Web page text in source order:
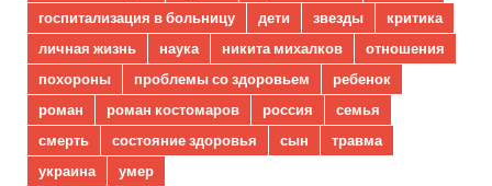
госпитализация в больницу
дети звезды
критика
личная жизнь
наука никита михалков
отношения
похороны
проблемы со здоровьем
ребенок
роман
роман костомаров россия
семья
смерть
состояние здоровья сын
травма
украина
умер